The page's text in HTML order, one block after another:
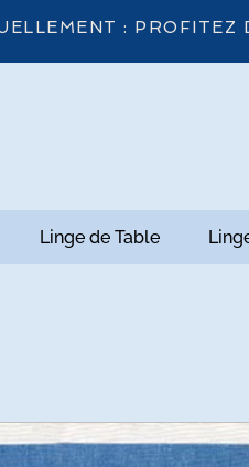
: PROFITEZ
Linge de Table